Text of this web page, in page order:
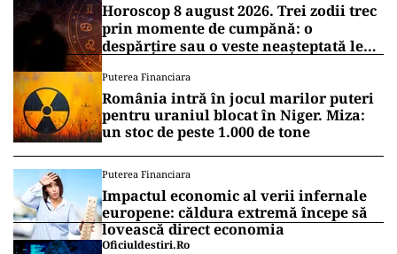
Horoscop 8 august 2026. Trei zodii trec
prin momente de cumpănă: o
despărțire sau o veste neașteptată le
Puterea Financiara
România intră în jocul marilor puteri
pentru uraniul blocat în Niger. Miza:
un stoc de peste 1.000 de tone
Puterea Financiara
Impactul economic al verii infernale
europene: căldura extremă începe să
lovească direct economia
Oficiuldestiri.ro